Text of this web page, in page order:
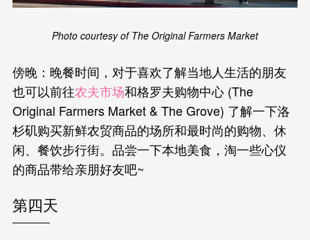
Photo courtesy of The Original Farmers Market
傍晚：晚餐时间，对于喜欢了解当地人生活的朋友
也可以前往农夫市场和格罗夫购物中心 (The
Original Farmers Market & The Grove) 了解一下洛
杉矶购买新鲜农贸商品的场所和最时尚的购物、休
闲、餐饮步行街。品尝一下本地美食，淘一些心仪
的商品带给亲朋好友吧~
第四天